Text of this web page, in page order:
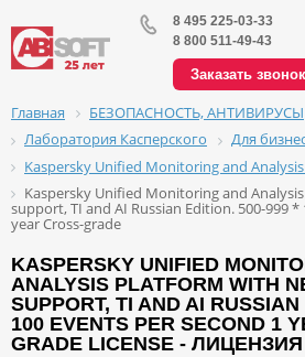
8 495 225-03-33
8 800 511-49-43
Заказать звонок
Главная
БЕЗОПАСНОСТЬ, АНТИВИРУСЫ
Лаборатория Касперского
Для
Kaspersky Unified Monitoring and
Kaspersky Unified Monitoring and
support, TI and AI Russian Edition. 500-999 *
year Cross-grade
KASPERSKY UNIFIED
ANALYSIS PLATFORM WITH
SUPPORT, TI AND AI
100 EVENTS PER SECOND 1
GRADE LICENSE - ЛИЦЕНЗИЯ